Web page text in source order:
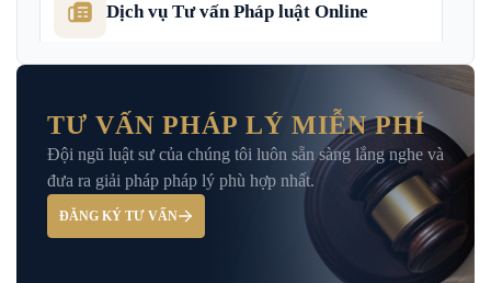
Dịch vụ Tư vấn Pháp luật Online
Giải Đáp – Tư Vấn Pháp Luật Hình Sự
Hỏi đáp và tư vấn pháp luật
TƯ VẤN PHÁP LÝ MIỄN PHÍ
Đội ngũ luật sư của chúng tôi luôn sẵn sàng lắng nghe và
đưa ra giải pháp pháp lý phù hợp nhất.
ĐĂNG KÝ TƯ VẤN